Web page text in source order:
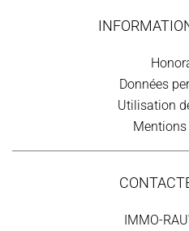
Données
Utilisation
IMMO-